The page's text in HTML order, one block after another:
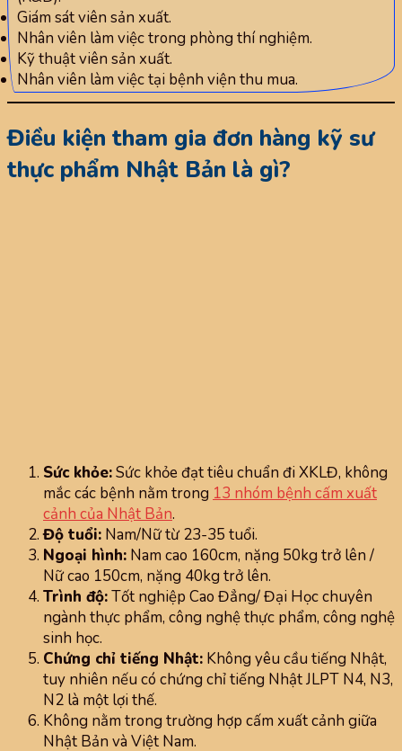
Giám sát viên sản xuất.
Nhân viên làm việc trong phòng thí nghiệm.
Kỹ thuật viên sản xuất.
Nhân viên làm việc tại bệnh viện thu mua.
Điều kiện tham gia đơn hàng kỹ sư
thực phẩm Nhật Bản là gì?
Sức khỏe:Sức khỏe đạt tiêu chuẩn đi XKLĐ, không
mắc các bệnh nằm trong 13 nhóm bệnh cấm xuất
cảnh của Nhật Bản.
Độ tuổi: Nam/Nữ từ 23-35 tuổi.
Ngoại hình: Nam cao 160cm, nặng 50kg trở lên /
Nữ cao 150cm, nặng 40kg trở lên.
Trình độ:Tốt nghiệp Cao Đẳng/ Đại Học chuyên
ngành thực phẩm, công nghệ thực phẩm, công nghệ
sinh học.
Chứng chỉ tiếng Nhật: Không yêu cầu tiếng Nhật,
tuy nhiên nếu có chứng chỉ tiếng Nhật JLPT N4, N3,
N2 là một lợi thế.
Không nằm trong trường hợp cấm xuất cảnh giữa
Nhật Bản và Việt Nam.